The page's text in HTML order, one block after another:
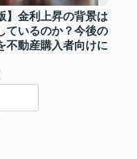
】金利上昇の背景は
ているのか？今後の
不動産購入者向けに